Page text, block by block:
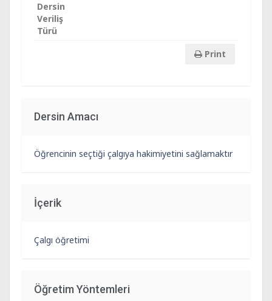
Dersin
Veriliş
Türü
Print
Dersin Amacı
Öğrencinin seçtiği çalgıya hakimiyetini sağlamaktır
İçerik
Çalgı öğretimi
Öğretim Yöntemleri